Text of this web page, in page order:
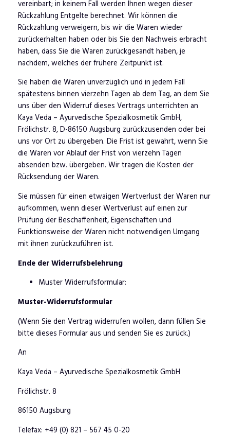
vereinbart; in keinem Fall werden Ihnen wegen dieser
Rückzahlung Entgelte berechnet. Wir können die
Rückzahlung verweigern, bis wir die Waren wieder
zurückerhalten haben oder bis Sie den Nachweis erbracht
haben, dass Sie die Waren zurückgesandt haben, je
nachdem, welches der frühere Zeitpunkt ist.
Sie haben die Waren unverzüglich und in jedem Fall
spätestens binnen vierzehn Tagen ab dem Tag, an dem Sie
uns über den Widerruf dieses Vertrags unterrichten an
Kaya Veda – Ayurvedische Spezialkosmetik GmbH,
Frölichstr. 8, D-86150 Augsburg zurückzusenden oder bei
uns vor Ort zu übergeben. Die Frist ist gewahrt, wenn Sie
die Waren vor Ablauf der Frist von vierzehn Tagen
absenden bzw. übergeben. Wir tragen die Kosten der
Rücksendung der Waren.
Sie müssen für einen etwaigen Wertverlust der Waren nur
aufkommen, wenn dieser Wertverlust auf einen zur
Prüfung der Beschaffenheit, Eigenschaften und
Funktionsweise der Waren nicht notwendigen Umgang
mit ihnen zurückzuführen ist.
Ende der Widerrufsbelehrung
Muster Widerrufsformular:
Muster-Widerrufsformular
(Wenn Sie den Vertrag widerrufen wollen, dann füllen Sie
bitte dieses Formular aus und senden Sie es zurück.)
An
Kaya Veda – Ayurvedische Spezialkosmetik GmbH
Frölichstr. 8
86150 Augsburg
Telefax: +49 (0) 821 – 567 45 0-20